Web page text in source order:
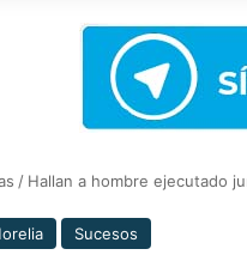
/ Hallan a hombre ejecutado
Sucesos